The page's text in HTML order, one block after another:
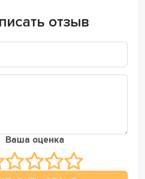
отзыв
Ваша оценка